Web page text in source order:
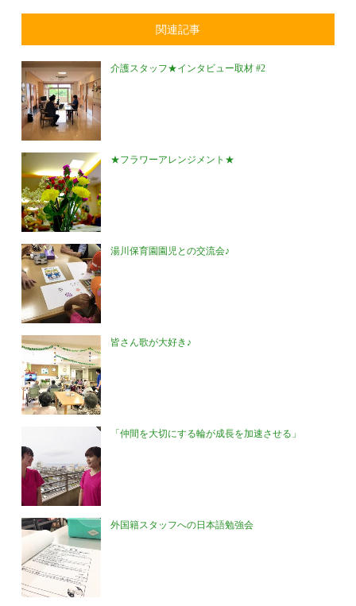
関連記事
介護スタッフ★インタビュー取材 #2
★フラワーアレンジメント★
湯川保育園園児との交流会♪
皆さん歌が大好き♪
「仲間を大切にする輪が成長を加速させる」
外国籍スタッフへの日本語勉強会